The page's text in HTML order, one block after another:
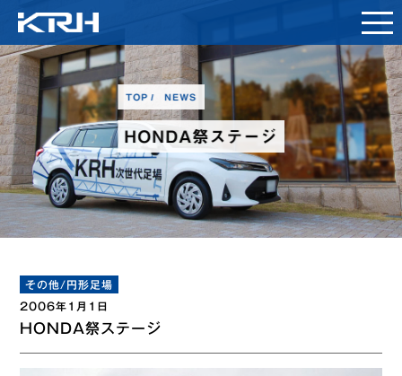
TOP NEWS
HONDA祭ステージ
その他/円形足場
2006年1月1日
HONDA祭ステージ